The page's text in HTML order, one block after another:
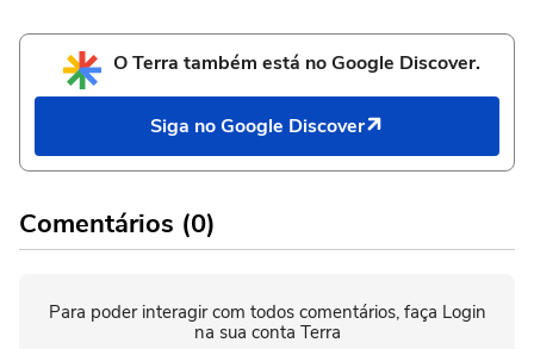
O Terra também está no Google Discover.
Siga no Google Discover
Comentários (0)
Para poder interagir com todos comentários, faça Login
na sua conta Terra